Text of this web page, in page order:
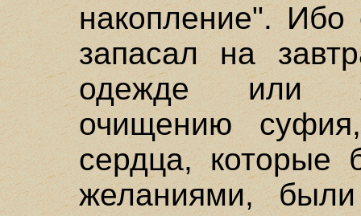
накопление".
запасал на
одежде или
очищению
сердца, которые
желаниями,